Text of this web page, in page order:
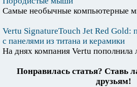
Самые необычные компьютерные
Vertu SignatureTouch Jet Red Gold:
с панелями из титана и керамики
На днях компания Vertu пополнила
Понравилась статья? Ставь
друзьям!